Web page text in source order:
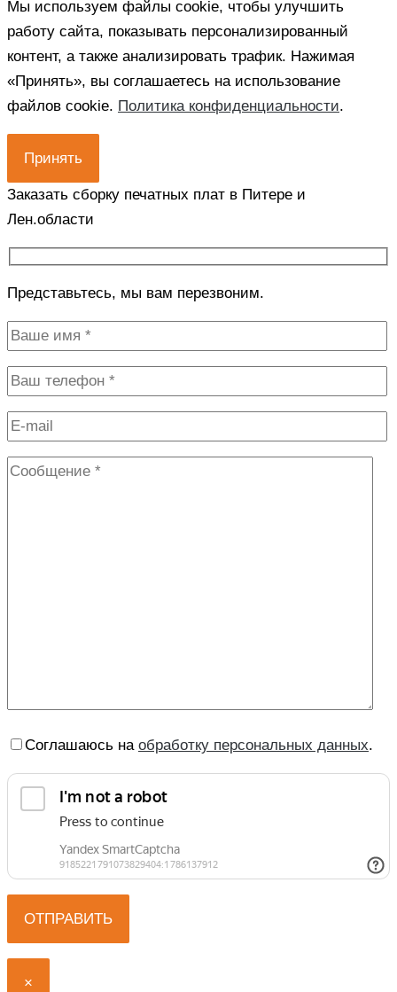
Мы используем файлы cookie, чтобы улучшить
работу сайта, показывать персонализированный
контент, а также анализировать трафик. Нажимая
«Принять», вы соглашаетесь на использование
файлов cookie. Политика конфиденциальности.
Принять
Заказать сборку печатных плат в Питере и
Лен.области
Представьтесь, мы вам перезвоним.
Соглашаюсь на обработку персональных данных.
×